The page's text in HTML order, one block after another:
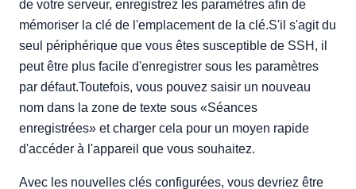
de votre serveur, enregistrez les paramètres afin de
mémoriser la clé de l'emplacement de la clé.S'il s'agit du
seul périphérique que vous êtes susceptible de SSH, il
peut être plus facile d'enregistrer sous les paramètres
par défaut.Toutefois, vous pouvez saisir un nouveau
nom dans la zone de texte sous «Séances
enregistrées» et charger cela pour un moyen rapide
d'accéder à l'appareil que vous souhaitez.
Avec les nouvelles clés configurées, vous devriez être